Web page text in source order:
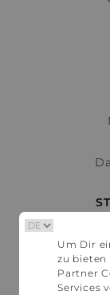
Um Dir
zu bieten
Partner
Services